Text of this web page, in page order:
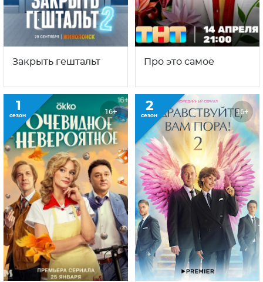
Закрыть гештальт Про это самое
1
сезон 16+ 2
сезон 16+